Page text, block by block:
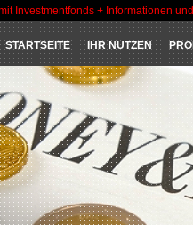
Investmentfonds + Informationen
STARTSEITE IHR NUTZEN